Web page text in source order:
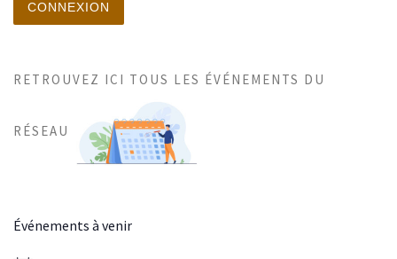
CONNEXION
RETROUVEZ ICI TOUS LES ÉVÉNEMENTS DU
RÉSEAU
Événements à venir